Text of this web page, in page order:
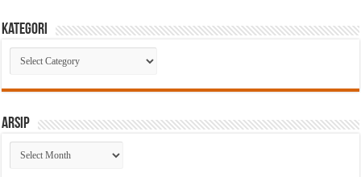
Kategori
Kategori
Arsip
Arsip